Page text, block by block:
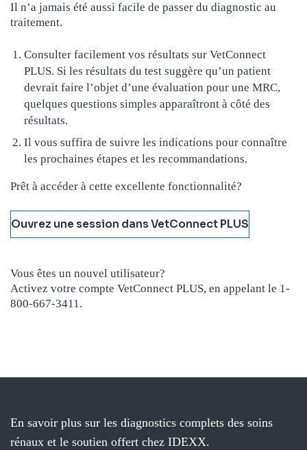
Il n’a jamais été aussi facile de passer du diagnostic au
traitement.
Consulter facilement vos résultats sur VetConnect
PLUS. Si les résultats du test suggère qu’un patient
devrait faire l’objet d’une évaluation pour une MRC,
quelques questions simples apparaîtront à côté des
résultats.
Il vous suffira de suivre les indications pour connaître
les prochaines étapes et les recommandations.
Prêt à accéder à cette excellente fonctionnalité?
Ouvrez une session dans VetConnect PLUS
Vous êtes un nouvel utilisateur?
Activez votre compte VetConnect PLUS, en appelant le 1-
800-667-3411.
En savoir plus sur les diagnostics complets des soins
rénaux et le soutien offert chez IDEXX.